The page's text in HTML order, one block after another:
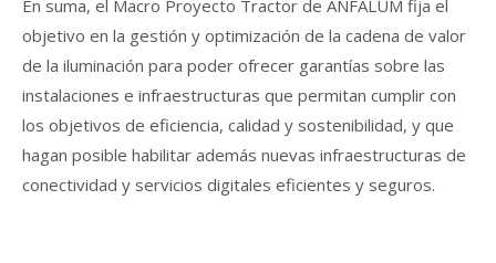
En suma, el Macro Proyecto Tractor de ANFALUM fija el
objetivo en la gestión y optimización de la cadena de valor
de la iluminación para poder ofrecer garantías sobre las
instalaciones e infraestructuras que permitan cumplir con
los objetivos de eficiencia, calidad y sostenibilidad, y que
hagan posible habilitar además nuevas infraestructuras de
conectividad y servicios digitales eficientes y seguros.